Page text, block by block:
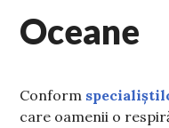
Oceane
Conform
care oamenii o